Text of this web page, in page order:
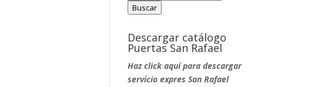
por:
Buscar
Descargar catálogo
Puertas San Rafael
Haz click aquí para descargar
servicio expres San Rafael